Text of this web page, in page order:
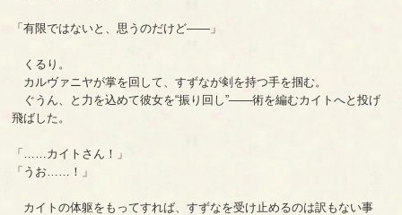
「有限ではないと、思うのだけど――」
くるり。
カルヴァニヤが掌を回して、すずなが剣を持つ手を掴む。
ぐうん、と力を込めて彼女を“振り回し”――術を編むカイトへと投げ
飛ばした。
「……カイトさん！」
「うお……！」
カイトの体躯をもってすれば、すずなを受け止めるのは訳もない事